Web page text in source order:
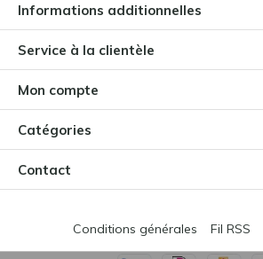
Informations additionnelles
Service à la clientèle
Mon compte
Catégories
Contact
Conditions générales Fil RSS